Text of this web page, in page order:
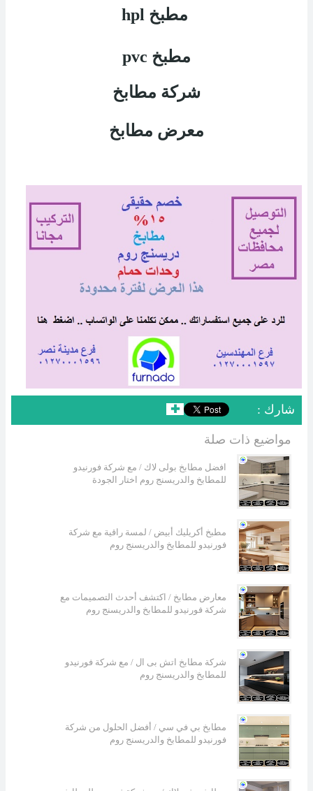
مطبخ hpl
مطبخ pvc
شركة مطابخ
معرض مطابخ
: شارك ✚
مواضيع ذات صلة
افضل مطابخ بولى لاك / مع شركة فورنيدو
للمطابخ والدريسنج روم اختار الجودة
مطبخ أكريليك أبيض / لمسة راقية مع شركة
فورنيدو للمطابخ والدريسنج روم
معارض مطابخ / اكتشف أحدث التصميمات مع
شركة فورنيدو للمطابخ والدريسنج روم
شركة مطابخ اتش بى ال / مع شركة فورنيدو
للمطابخ والدريسنج روم
مطابخ بي في سي / أفضل الحلول من شركة
فورنيدو للمطابخ والدريسنج روم